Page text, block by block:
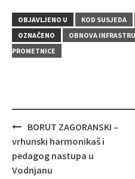
OBJAVLJENO U KOD SUSJEDA
OZNAČENO
OBNOVA
PROMETNICE
Navigacija
objava
BORUT ZAGORANSKI –
vrhunski harmonikaš i
pedagog nastupa u
Vodnjanu